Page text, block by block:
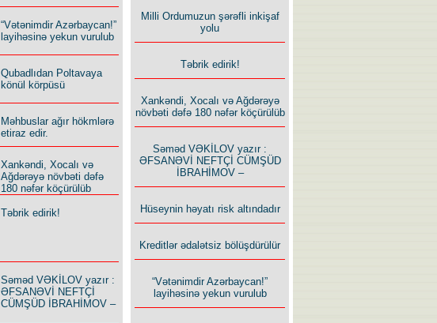
“Vətənimdir Azərbaycan!”
layihəsinə yekun vurulub
Qubadlıdan Poltavaya
könül körpüsü
Məhbuslar ağır hökmlərə
etiraz edir.
Xankəndi, Xocalı və
Ağdərəyə növbəti dəfə
180 nəfər köçürülüb
Təbrik edirik!
Səməd VƏKİLOV yazır :
ƏFSANƏVİ NEFTÇİ
CÜMŞÜD İBRAHİMOV –
Milli Ordumuzun şərəfli inkişaf
yolu
Təbrik edirik!
Xankəndi, Xocalı və Ağdərəyə
növbəti dəfə 180 nəfər köçürülüb
Səməd VƏKİLOV yazır :
ƏFSANƏVİ NEFTÇİ CÜMŞÜD
İBRAHİMOV –
Hüseynin həyatı risk altındadır
Kreditlər ədalətsiz bölüşdürülür
“Vətənimdir Azərbaycan!”
layihəsinə yekun vurulub